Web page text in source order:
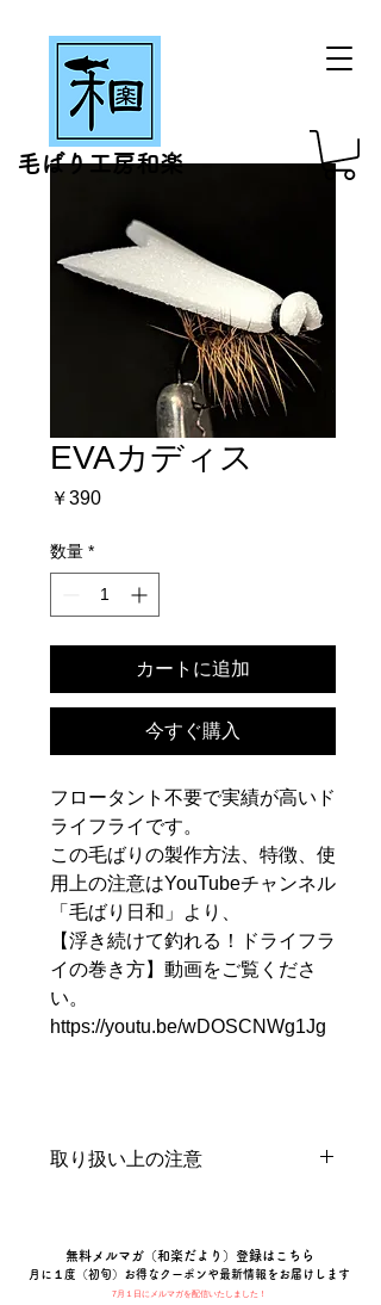
毛ばり工房和楽
EVAカディス
￥390価
数量 *
カートに追加
今すぐ購入
フロータント不要で実績が高いド
ライフライです。
この毛ばりの製作方法、特徴、使
用上の注意はYouTubeチャンネル
「毛ばり日和」より、
【浮き続けて釣れる！ドライフラ
イの巻き方】動画をご覧くださ
い。
https://youtu.be/wDOSCNWg1Jg
取り扱い上の注意
​無料メルマガ（和楽だより）登録はこちら
月に１度（初旬）お得なクーポンや最新情報をお届けします
7月１日にメルマガを配信いたしました！